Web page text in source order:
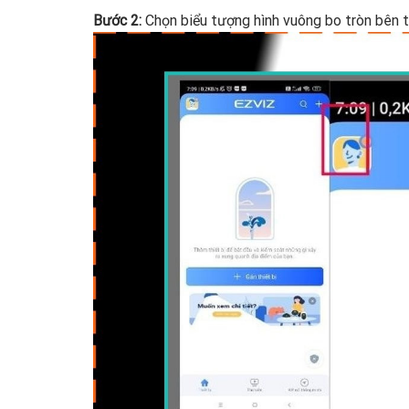
Bước 2: Chọn biểu tượng hình vuông bo tròn bên